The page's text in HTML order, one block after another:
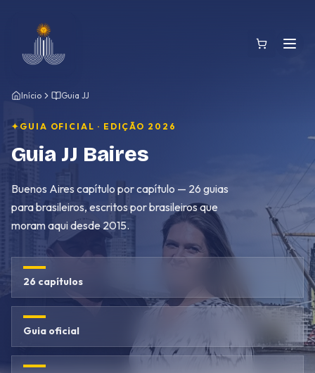
Pular para o conteúdo
Início Guia JJ
✦ GUIA OFICIAL · EDIÇÃO 2026
Guia JJ Baires
Buenos Aires capítulo por capítulo — 26 guias
para brasileiros, escritos por brasileiros que
moram aqui desde 2015.
26 capítulos
Guia oficial